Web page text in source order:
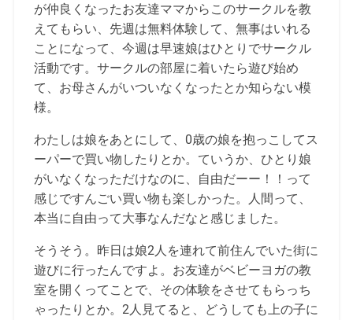
が仲良くなったお友達ママからこのサークルを教
えてもらい、先週は無料体験して、無事はいれる
ことになって、今週は早速娘はひとりでサークル
活動です。サークルの部屋に着いたら遊び始め
て、お母さんがいついなくなったとか知らない模
様。
わたしは娘をあとにして、0歳の娘を抱っこしてス
ーパーで買い物したりとか。ていうか、ひとり娘
がいなくなっただけなのに、自由だーー！！って
感じですんごい買い物も楽しかった。人間って、
本当に自由って大事なんだなと感じました。
そうそう。昨日は娘2人を連れて前住んでいた街に
遊びに行ったんですよ。お友達がベビーヨガの教
室を開くってことで、その体験をさせてもらっち
ゃったりとか。2人見てると、どうしても上の子に